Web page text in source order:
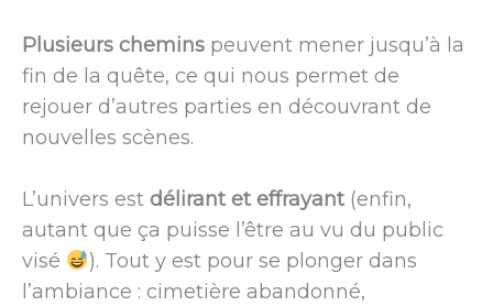
Plusieurs chemins peuvent mener jusqu’à la
fin de la quête, ce qui nous permet de
rejouer d’autres parties en découvrant de
nouvelles scènes.
L’univers est délirant et effrayant (enfin,
autant que ça puisse l’être au vu du public
visé
). Tout y est pour se plonger dans
l’ambiance : cimetière abandonné,